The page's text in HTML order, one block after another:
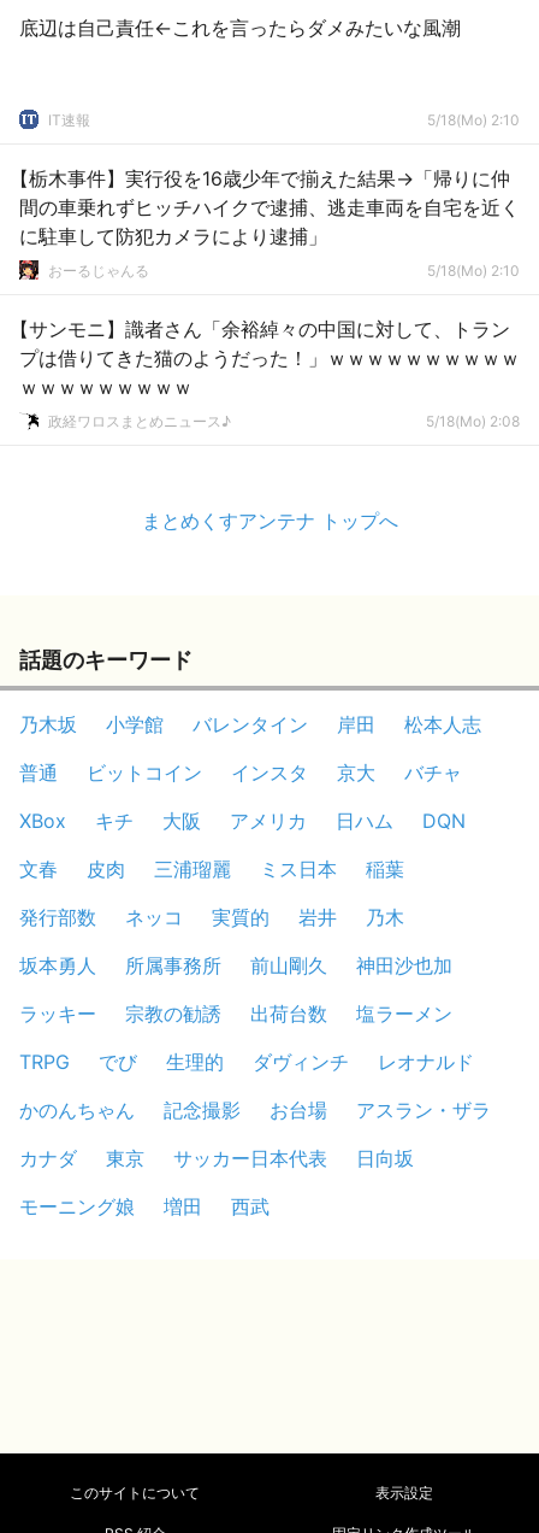
底辺は自己責任←これを言ったらダメみたいな風潮
IT速報 5/18(Mo) 2:10
【栃木事件】実行役を16歳少年で揃えた結果→「帰りに仲
間の車乗れずヒッチハイクで逮捕、逃走車両を自宅を近く
に駐車して防犯カメラにより逮捕」
おーるじゃんる 5/18(Mo) 2:10
【サンモニ】識者さん「余裕綽々の中国に対して、トラン
プは借りてきた猫のようだった！」ｗｗｗｗｗｗｗｗｗｗ
ｗｗｗｗｗｗｗｗｗ
政経ワロスまとめニュース♪ 5/18(Mo) 2:08
まとめくすアンテナ トップへ
話題のキーワード
乃木坂 小学館 バレンタイン 岸田
松本人志
普通
ビットコイン インスタ 京大
バチャ
XBox
キチ 大阪 アメリカ 日ハム
DQN
文春
皮肉 三浦瑠麗 ミス日本
稲葉
発行部数
ネッコ 実質的 岩井
乃木
坂本勇人
所属事務所 前山剛久
神田沙也加
ラッキー
宗教の勧誘 出荷台数
塩ラーメン
TRPG
でび 生理的 ダヴィンチ
レオナルド
かのんちゃん
記念撮影 お台場
アスラン・ザラ
カナダ
東京 サッカー日本代表
日向坂
モーニング娘
増田 西武
このサイトについて 表示設定